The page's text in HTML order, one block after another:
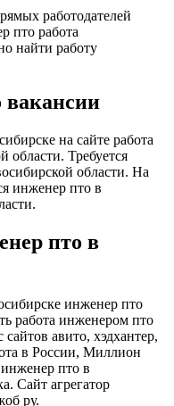
работодателей
пто работа
найти работу
вакансии
на сайте работа
области. Требуется
области. На
инженер пто в
пто в
инженер пто
работа инженером пто
авито, хэдхантер,
в России, Миллион
инженер пто в
Сайт агрегатор
ру.